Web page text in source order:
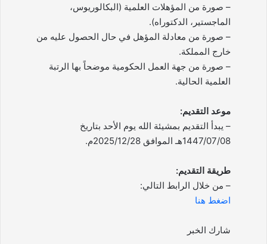
– صورة من المؤهلات العلمية (البكالوريوس،
الماجستير، الدكتوراه).
– صورة من معادلة المؤهل في حال الحصول عليه من
خارج المملكة.
– صورة من جهة العمل الحكومية موضحاً بها الرتبة
العلمية الحالية.
موعد التقديم:
– يبدأ التقديم بمشيئة الله يوم الأحد بتاريخ
1447/07/08هـ الموافق 2025/12/28م.
طريقة التقديم:
– من خلال الرابط التالي:
اضغط هنا
شارك الخبر